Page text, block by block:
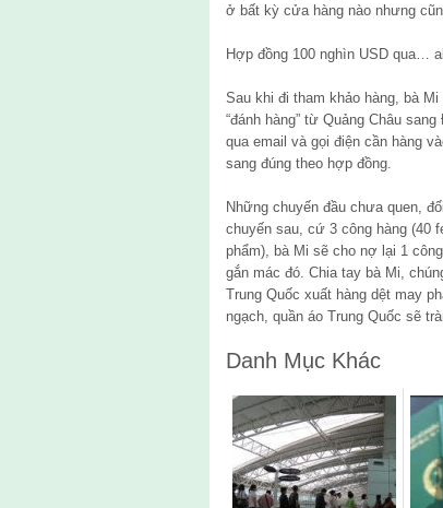
ở bất kỳ cửa hàng nào nhưng
Hợp đồng 100 nghìn USD qua…
Sau khi đi tham khảo hàng, bà
“đánh hàng” từ Quảng Châu
qua email và gọi điện cần hàng
sang đúng theo hợp đồng.
Những chuyến đầu chưa quen,
chuyến sau, cứ 3 công hàng (40
phẩm), bà Mi sẽ cho nợ lại 1
gắn mác đó. Chia tay bà Mi,
Trung Quốc xuất hàng dệt may
ngạch, quần áo Trung Quốc sẽ
Danh Mục Khác